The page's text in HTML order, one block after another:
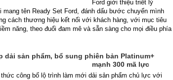
Ford giới thiệu triết lý
tên Ready Set Ford, đánh dấu bước chuyển mình
cách thương hiệu kết nối với khách hàng, với mục tiêu
năng, theo đuổi đam mê và sẵn sàng cho mọi điều phía
dải sản phẩm, bổ sung phiên bản Platinum+
mạnh 300 mã lực
công bố lộ trình làm mới dải sản phẩm chủ lực với